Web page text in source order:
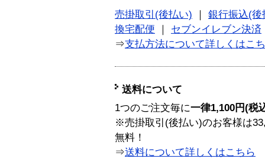
売掛取引(後払い)
銀行振込(後
換宅配便
セブンイレブン決済
⇒支払方法について詳しくはこ
送料について
1つのご注文毎に一律1,100円(税
※売掛取引(後払い)のお客様は
無料！
⇒送料について詳しくはこちら